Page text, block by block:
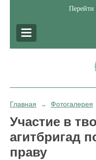
Главная → Фотогалерея
Участие в
агитбригад
праву